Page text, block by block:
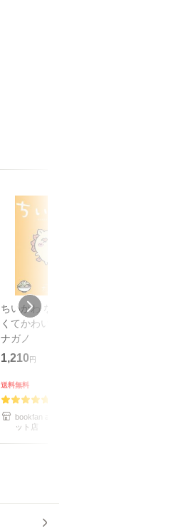
ちいかわ なんか小さ
くてかわいいやつ 6/
ナガノ
1,210 円
送料無料
bookfan au PAY マーケ
ット店